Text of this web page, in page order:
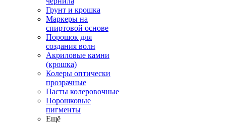
Грунт и крошка
Маркеры на
спиртовой основе
Порошок для
создания волн
Акриловые камни
(крошка)
Колеры оптически
прозрачные
Пасты колеровочные
Порошковые
пигменты
Ещё